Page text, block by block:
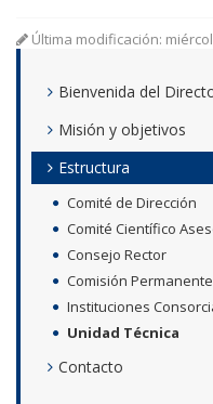
Última modificación:
Bienvenida del
Misión y objetivos
Estructura
Comité de Dirección
Comité Científico
Consejo Rector
Comisión Permanente
Instituciones
Unidad Técnica
Contacto